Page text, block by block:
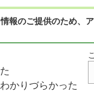
情報のご提供のため
かりづらかった